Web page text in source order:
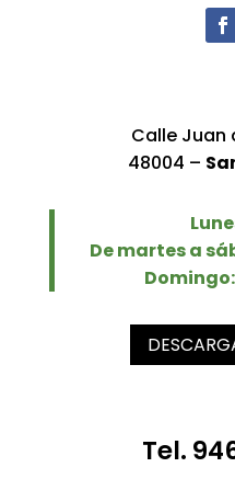
Calle Juan
48004 –
De martes a
Domingo:
Tel.